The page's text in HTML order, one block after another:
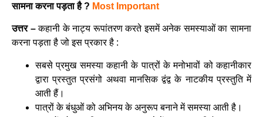
सामना करना पड़ता है ? Most Important
उत्तर –कहानी के नाट्य रूपांतरण करते इसमें अनेक समस्याओं का सामना
करना पड़ता है जो इस प्रकार है :
सबसे प्रमुख समस्या कहानी के पात्रों के मनोभावों को कहानीकार
द्वारा प्रस्तुत प्रसंगो अथवा मानसिक द्वंद्व के नाटकीय प्रस्तुति में
आती हैं।
पात्रों के बंधुओं को अभिनय के अनुरूप बनाने में समस्या आती है।